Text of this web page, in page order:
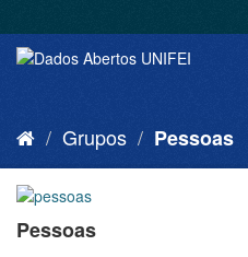
Grupos Pessoas
Pessoas